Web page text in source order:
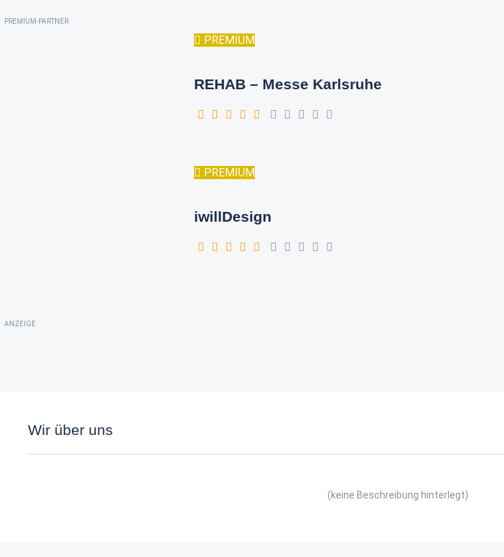
PREMIUM-PARTNER
PREMIUM
REHAB – Messe Karlsruhe
PREMIUM
iwillDesign
ANZEIGE
Wir über uns
(keine Beschreibung hinterlegt)